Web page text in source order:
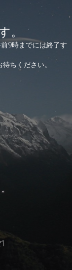
。
9時までには終了す
ちください。